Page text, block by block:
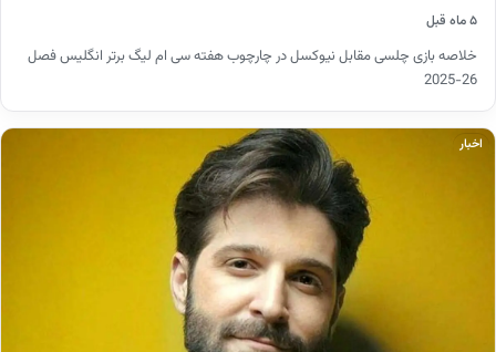
۵ ماه قبل
خلاصه بازی چلسی مقابل نیوکسل در چارچوب هفته سی ام لیگ برتر انگلیس فصل
26-2025
اخبار